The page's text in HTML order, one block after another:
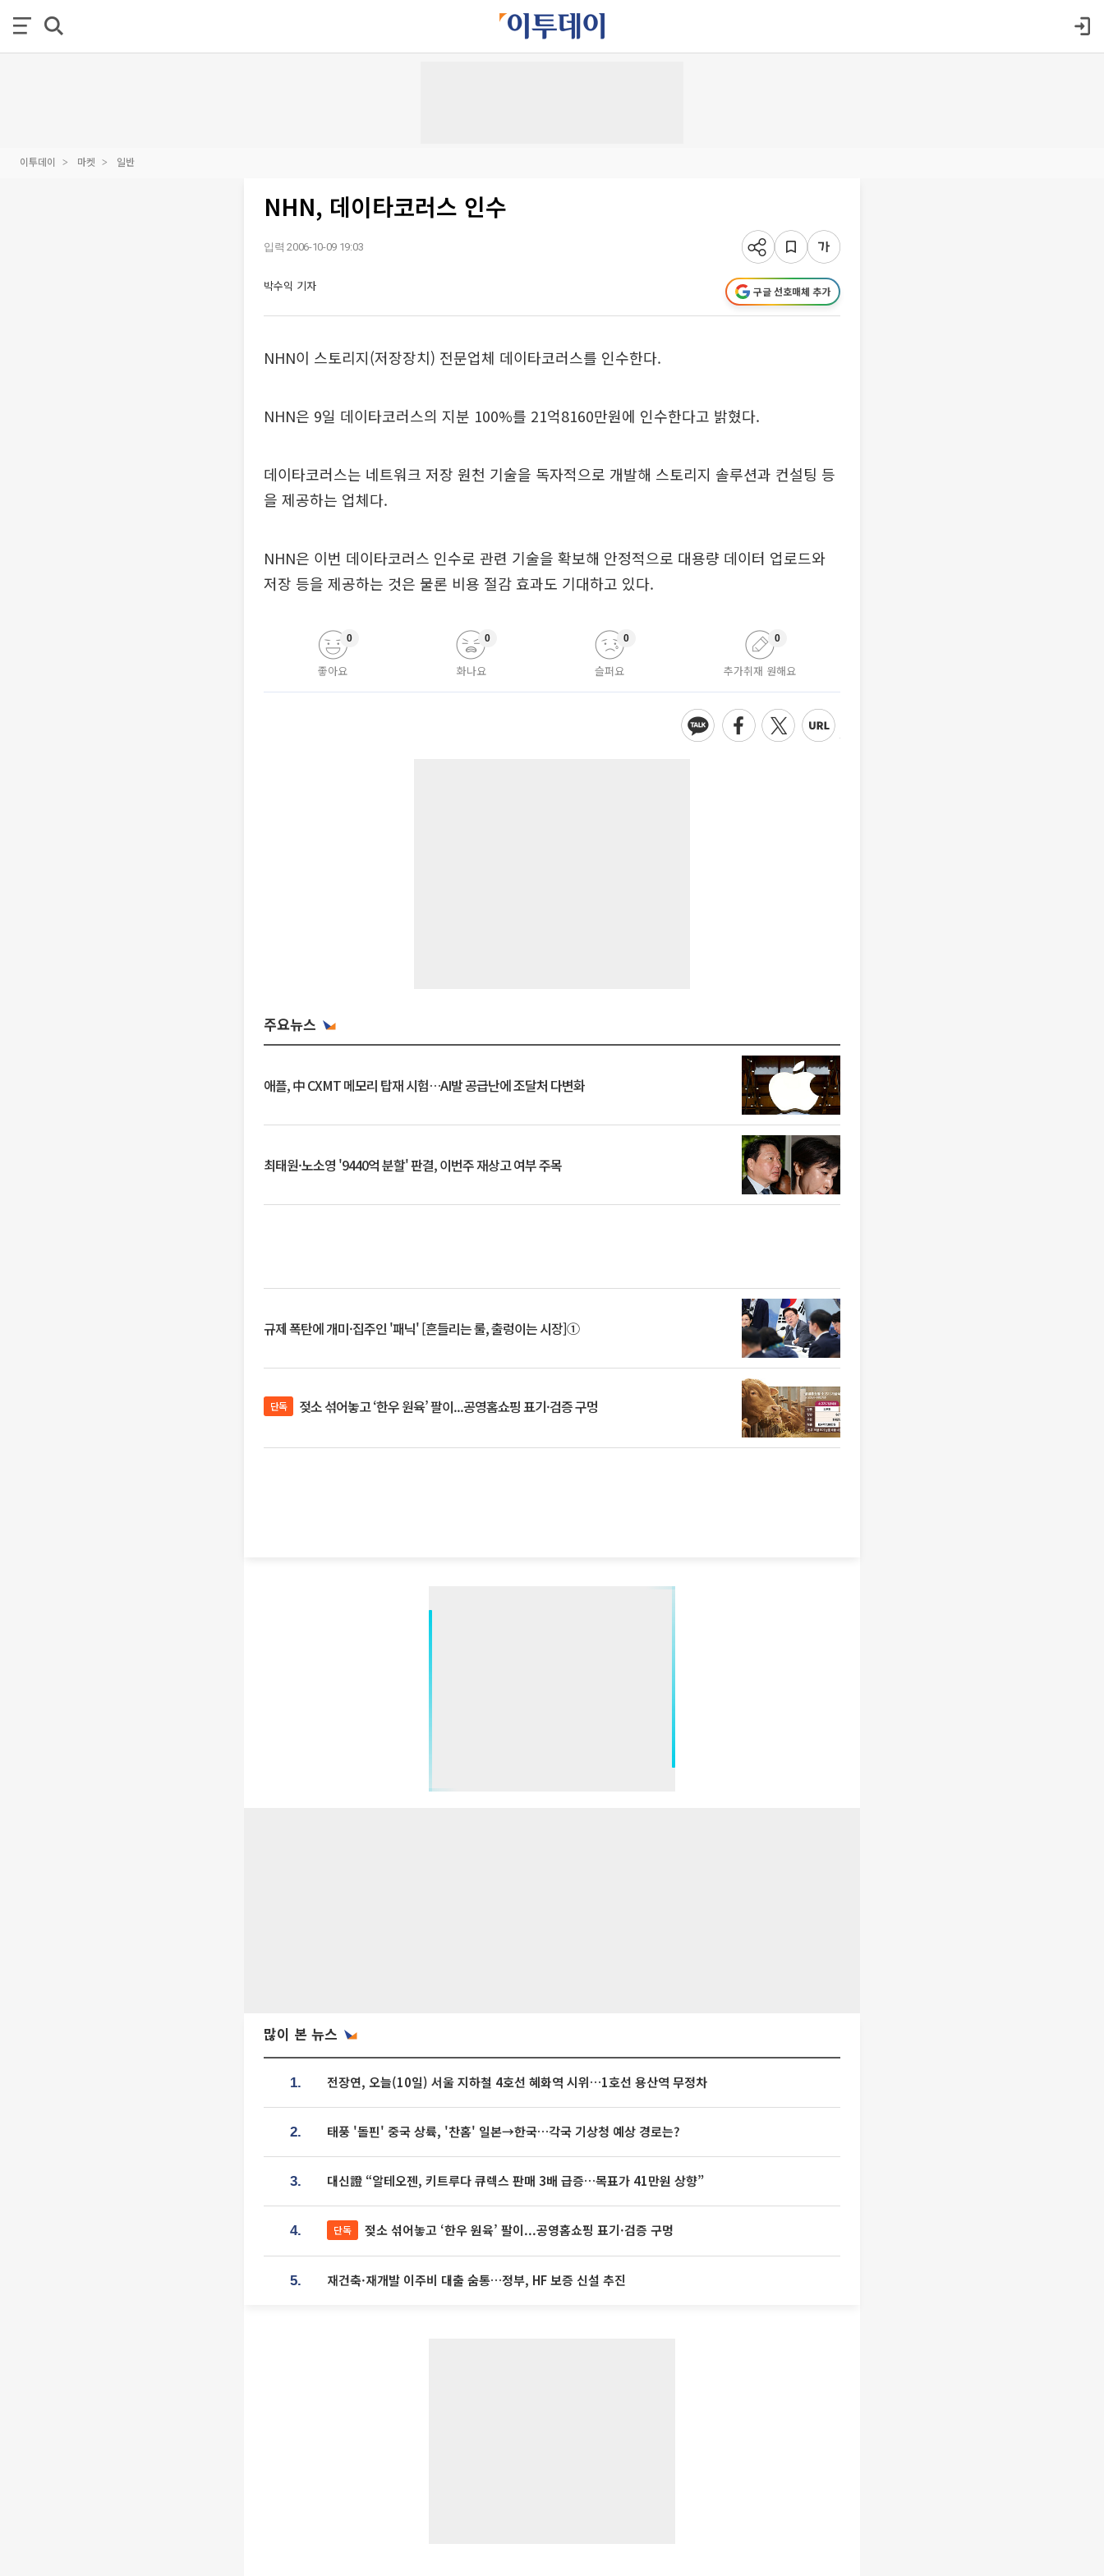
이투데이 마켓 일반
NHN, 데이타코러스 인수
입력 2006-10-09 19:03
박수익 기자 구글 선호매체 추가
NHN이 스토리지(저장장치) 전문업체 데이타코러스를 인수한다.
NHN은 9일 데이타코러스의 지분 100%를 21억8160만원에 인수한다고 밝혔다.
데이타코러스는 네트워크 저장 원천 기술을 독자적으로 개발해 스토리지 솔루션과 컨설팅 등
을 제공하는 업체다.
NHN은 이번 데이타코러스 인수로 관련 기술을 확보해 안정적으로 대용량 데이터 업로드와
저장 등을 제공하는 것은 물론 비용 절감 효과도 기대하고 있다.
좋아요
0
화나요
0
슬퍼요
0
추가취재 원해요
0
주요뉴스
애플, 中 CXMT 메모리 탑재 시험…AI발 공급난에 조달처 다변화
최태원·노소영 '9440억 분할' 판결, 이번주 재상고 여부 주목
규제 폭탄에 개미·집주인 '패닉' [흔들리는 룰, 출렁이는 시장]①
단독 젖소 섞어놓고 ‘한우 원육’ 팔이...공영홈쇼핑 표기·검증 구멍
많이 본 뉴스
1. 전장연, 오늘(10일) 서울 지하철 4호선 혜화역 시위…1호선 용산역 무정차
2. 태풍 '돌핀' 중국 상륙, '찬홈' 일본→한국…각국 기상청 예상 경로는?
3. 대신證 “알테오젠, 키트루다 큐렉스 판매 3배 급증…목표가 41만원 상향”
4. 단독 젖소 섞어놓고 ‘한우 원육’ 팔이...공영홈쇼핑 표기·검증 구멍
5. 재건축·재개발 이주비 대출 숨통…정부, HF 보증 신설 추진